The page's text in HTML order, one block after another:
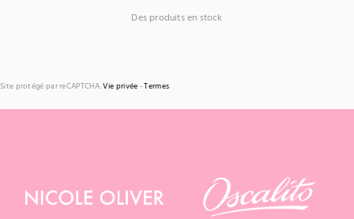
Des produits en stock
Site protégé par reCAPTCHA.Vie privée -Termes